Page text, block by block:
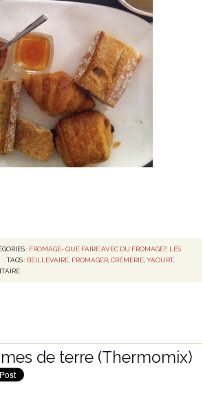
: FROMAGE- QUE FAIRE AVEC DU FROMAGE?, LES
TAGS : BEILLEVAIRE FROMAGER ,CRÉMERIE ,YAOURT,
de terre (Thermomix)